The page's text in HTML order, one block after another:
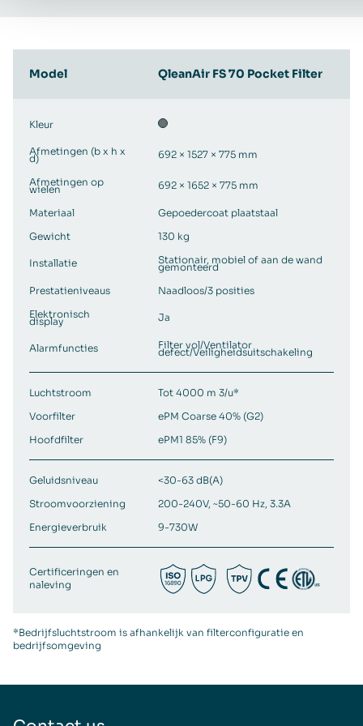
Model QleanAir FS 70 Pocket Filter
Kleur
Afmetingen (b x h x
d) 692 × 1527 × 775 mm
Afmetingen op
wielen 692 × 1652 × 775 mm
Materiaal
Gepoedercoat plaatstaal
Gewicht
130 kg
Installatie Stationair, mobiel of aan de wand
gemonteerd
Prestatieniveaus
Naadloos/3 posities
Elektronisch
display Ja
Alarmfuncties Filter vol/Ventilator
defect/Veiligheidsuitschakeling
Luchtstroom
Tot 4000 m 3/u*
Voorfilter
ePM Coarse 40% (G2)
Hoofdfilter
ePM1 85% (F9)
Geluidsniveau
<30-63 dB(A)
Stroomvoorziening
200-240V, ~50-60 Hz, 3.3A
Energieverbruik
9-730W
Certificeringen en
naleving
*Bedrijfsluchtstroom is afhankelijk van filterconfiguratie en
bedrijfsomgeving